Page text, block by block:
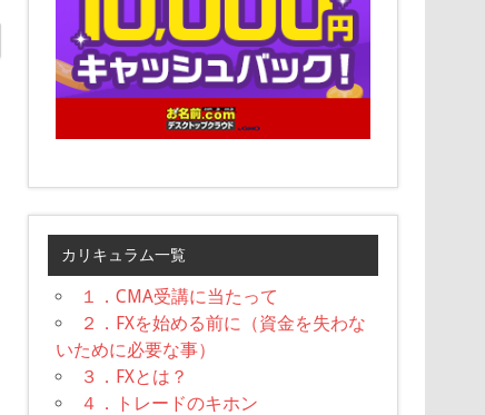
カリキュラム一覧
１．CMA受講に当たって
２．FXを始める前に（資金を失わな
いために必要な事）
３．FXとは？
４．トレードのキホン